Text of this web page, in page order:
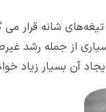
شانه قرار
از جمله رشد
آن بسیار زیاد